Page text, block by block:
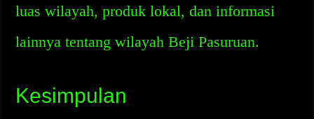
luas wilayah, produk lokal, dan informasi
lainnya tentang wilayah Beji Pasuruan.
Kesimpulan